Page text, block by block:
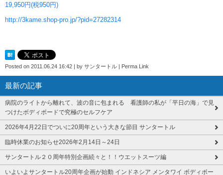
19,950円(税950円)
http://3kame.shop-pro.jp/?pid=27282314
Posted on 2011.06.24 16:42 by サンタートル Perma Link
最新の記事
病院のライトから離れて、波の音に包まれる 看護師の私が「平日の海」で見
つけたボディボードで究極のセルフケア
2026年4月22日でついに20周年という大きな節目 サンタートル
臨時休業のお知らせ2026年2月14日～24日
サンタートル２０周年特別企画続々と！！ウエットスーツ編
いよいよサンタートル20周年企画が始動 インドネシア メンタワイ ボディボー